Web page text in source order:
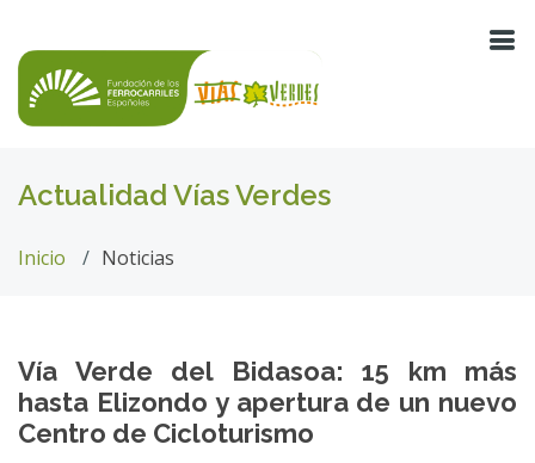
Actualidad Vías Verdes
Inicio Noticias
Vía Verde del Bidasoa: 15 km más
hasta Elizondo y apertura de un nuevo
Centro de Cicloturismo